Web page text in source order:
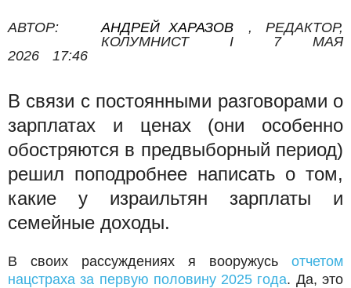
АВТОР: АНДРЕЙ ХАРАЗОВ ,
РЕДАКТОР,
КОЛУМНИСТ
I
7 МАЯ
2026
17:46
В связи с постоянными разговорами о
зарплатах и ценах (они особенно
обостряются в предвыборный период)
решил поподробнее написать о том,
какие у израильтян зарплаты и
семейные доходы.
В своих рассуждениях я вооружусь отчетом
нацстраха за первую половину 2025 года. Да, это